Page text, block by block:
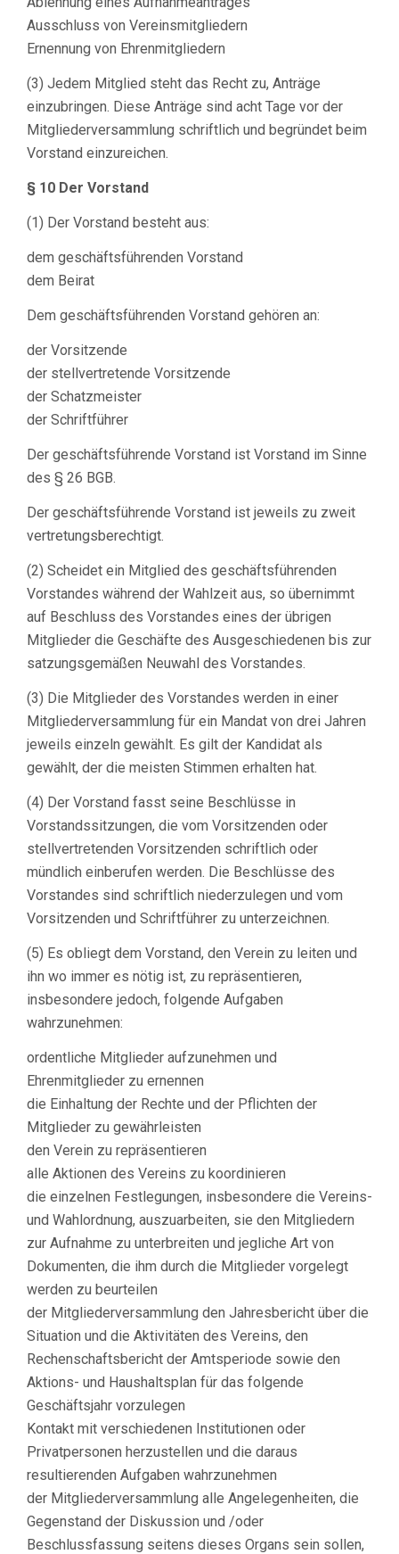
Ausschluss von Vereinsmitgliedern
Ernennung von Ehrenmitgliedern
(3) Jedem Mitglied steht das Recht zu, Anträge
einzubringen. Diese Anträge sind acht Tage vor der
Mitgliederversammlung schriftlich und begründet beim
Vorstand einzureichen.
§ 10 Der Vorstand
(1) Der Vorstand besteht aus:
dem geschäftsführenden Vorstand
dem Beirat
Dem geschäftsführenden Vorstand gehören an:
der Vorsitzende
der stellvertretende Vorsitzende
der Schatzmeister
der Schriftführer
Der geschäftsführende Vorstand ist Vorstand im Sinne
des § 26 BGB.
Der geschäftsführende Vorstand ist jeweils zu zweit
vertretungsberechtigt.
(2) Scheidet ein Mitglied des geschäftsführenden
Vorstandes während der Wahlzeit aus, so übernimmt
auf Beschluss des Vorstandes eines der übrigen
Mitglieder die Geschäfte des Ausgeschiedenen bis zur
satzungsgemäßen Neuwahl des Vorstandes.
(3) Die Mitglieder des Vorstandes werden in einer
Mitgliederversammlung für ein Mandat von drei Jahren
jeweils einzeln gewählt. Es gilt der Kandidat als
gewählt, der die meisten Stimmen erhalten hat.
(4) Der Vorstand fasst seine Beschlüsse in
Vorstandssitzungen, die vom Vorsitzenden oder
stellvertretenden Vorsitzenden schriftlich oder
mündlich einberufen werden. Die Beschlüsse des
Vorstandes sind schriftlich niederzulegen und vom
Vorsitzenden und Schriftführer zu unterzeichnen.
(5) Es obliegt dem Vorstand, den Verein zu leiten und
ihn wo immer es nötig ist, zu repräsentieren,
insbesondere jedoch, folgende Aufgaben
wahrzunehmen:
ordentliche Mitglieder aufzunehmen und
Ehrenmitglieder zu ernennen
die Einhaltung der Rechte und der Pflichten der
Mitglieder zu gewährleisten
den Verein zu repräsentieren
alle Aktionen des Vereins zu koordinieren
die einzelnen Festlegungen, insbesondere die Vereins-
und Wahlordnung, auszuarbeiten, sie den Mitgliedern
zur Aufnahme zu unterbreiten und jegliche Art von
Dokumenten, die ihm durch die Mitglieder vorgelegt
werden zu beurteilen
der Mitgliederversammlung den Jahresbericht über die
Situation und die Aktivitäten des Vereins, den
Rechenschaftsbericht der Amtsperiode sowie den
Aktions- und Haushaltsplan für das folgende
Geschäftsjahr vorzulegen
Kontakt mit verschiedenen Institutionen oder
Privatpersonen herzustellen und die daraus
resultierenden Aufgaben wahrzunehmen
der Mitgliederversammlung alle Angelegenheiten, die
Gegenstand der Diskussion und /oder
Beschlussfassung seitens dieses Organs sein sollen,